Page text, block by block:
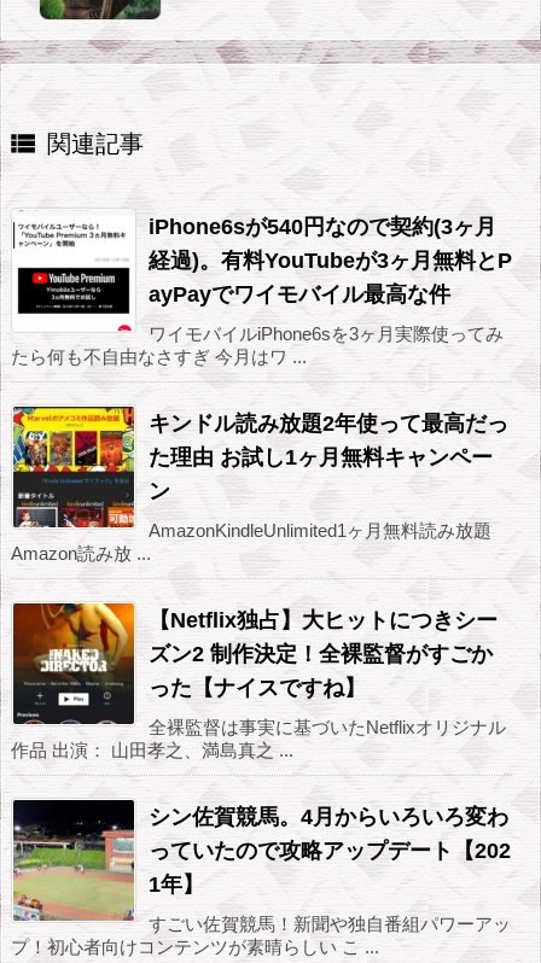
 関連記事
iPhone6sが540円なので契約(3ヶ月
経過)。有料YouTubeが3ヶ月無料とP
ayPayでワイモバイル最高な件
ワイモバイルiPhone6sを3ヶ月実際使ってみ
たら何も不自由なさすぎ 今月はワ ...
キンドル読み放題2年使って最高だっ
た理由 お試し1ヶ月無料キャンペー
ン
AmazonKindleUnlimited1ヶ月無料読み放題
Amazon読み放 ...
【Netflix独占】大ヒットにつきシー
ズン2 制作決定！全裸監督がすごか
った【ナイスですね】
全裸監督は事実に基づいたNetflixオリジナル
作品 出演： 山田孝之、満島真之 ...
シン佐賀競馬。4月からいろいろ変わ
っていたので攻略アップデート【202
1年】
すごい佐賀競馬！新聞や独自番組パワーアッ
プ！初心者向けコンテンツが素晴らしい こ ...